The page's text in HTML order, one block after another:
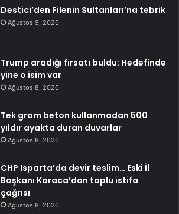
Destici’den Filenin Sultanları’na tebrik
Ağustos 9, 2026
Trump aradığı fırsatı buldu: Hedefinde
yine o isim var
Ağustos 8, 2026
Tek gram beton kullanmadan 500
yıldır ayakta duran duvarlar
Ağustos 8, 2026
CHP Isparta’da devir teslim… Eski İl
Başkanı Karaca’dan toplu istifa
çağrısı
Ağustos 8, 2026